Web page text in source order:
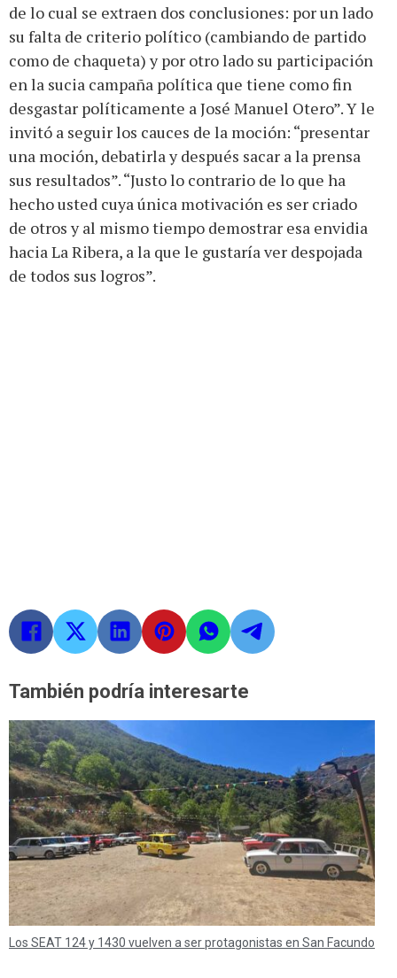
de lo cual se extraen dos conclusiones: por un lado
su falta de criterio político (cambiando de partido
como de chaqueta) y por otro lado su participación
en la sucia campaña política que tiene como fin
desgastar políticamente a José Manuel Otero”. Y le
invitó a seguir los cauces de la moción: “presentar
una moción, debatirla y después sacar a la prensa
sus resultados”. “Justo lo contrario de lo que ha
hecho usted cuya única motivación es ser criado
de otros y al mismo tiempo demostrar esa envidia
hacia La Ribera, a la que le gustaría ver despojada
de todos sus logros”.
También podría interesarte
Los SEAT 124 y 1430 vuelven a ser protagonistas en San Facundo